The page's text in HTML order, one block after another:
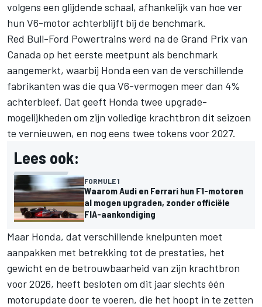
volgens een glijdende schaal, afhankelijk van hoe ver
hun V6-motor achterblijft bij de benchmark.
Red Bull-Ford Powertrains werd na de Grand Prix van
Canada op het eerste meetpunt als benchmark
aangemerkt, waarbij Honda een van de verschillende
fabrikanten was die qua V6-vermogen meer dan 4%
achterbleef. Dat geeft Honda twee upgrade-
mogelijkheden om zijn volledige krachtbron dit seizoen
te vernieuwen, en nog eens twee tokens voor 2027.
Lees ook:
FORMULE 1
Waarom Audi en Ferrari hun F1-motoren
al mogen upgraden, zonder officiële
FIA-aankondiging
Maar Honda, dat verschillende knelpunten moet
aanpakken met betrekking tot de prestaties, het
gewicht en de betrouwbaarheid van zijn krachtbron
voor 2026, heeft besloten om dit jaar slechts één
motorupdate door te voeren, die het hoopt in te zetten